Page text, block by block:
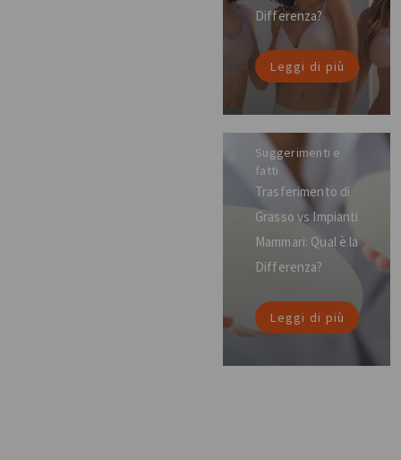
Differenza?
Leggi di più
Suggerimenti e
fatti
Trasferimento di
Grasso vs Impianti
Mammari: Qual è la
Differenza?
Leggi di più